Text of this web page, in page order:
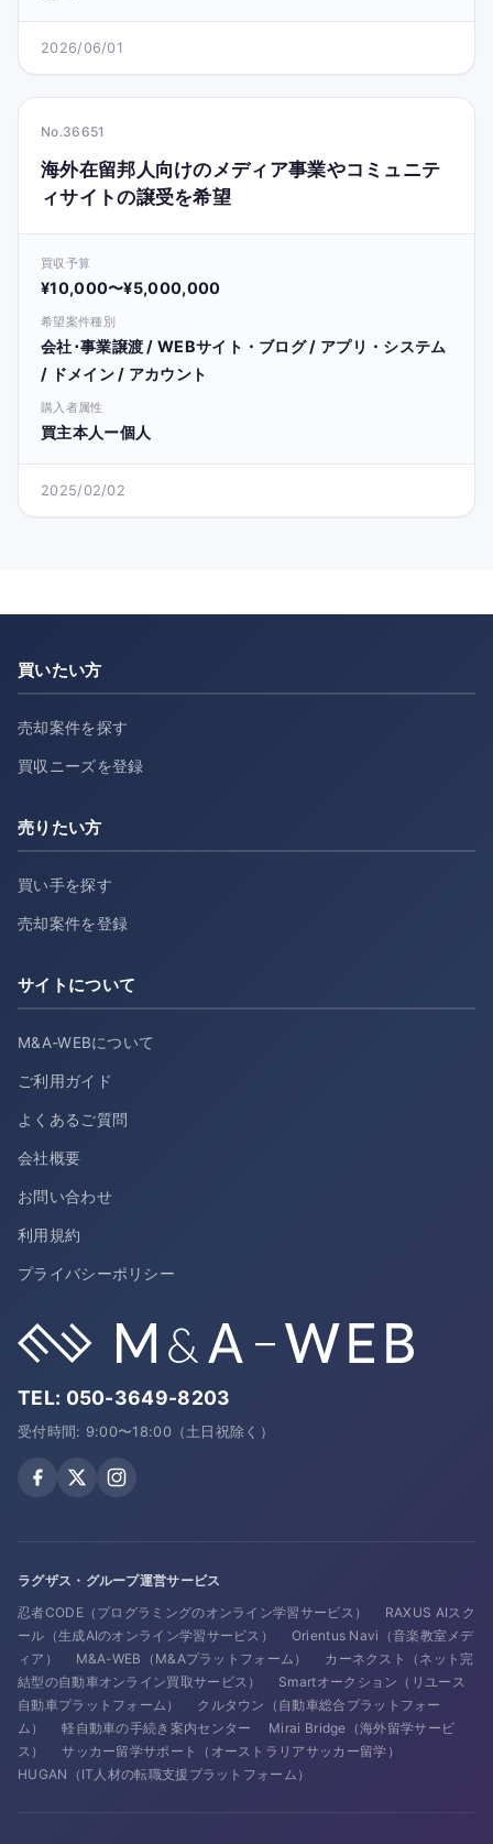
2026/06/01
No.36651
海外在留邦人向けのメディア事業やコミュニテ
ィサイトの譲受を希望
買収予算
¥10,000〜¥5,000,000
希望案件種別
会社･事業譲渡 / WEBサイト・ブログ / アプリ・システム
/ ドメイン / アカウント
購入者属性
買主本人ー個人
2025/02/02
買いたい方
売却案件を探す
買収ニーズを登録
売りたい方
買い手を探す
売却案件を登録
サイトについて
M&A-WEBについて
ご利用ガイド
よくあるご質問
会社概要
お問い合わせ
利用規約
プライバシーポリシー
TEL: 050-3649-8203
受付時間: 9:00〜18:00（土日祝除く）
ラグザス・グループ運営サービス
忍者CODE（プログラミングのオンライン学習サービス）
RAXUS AIスク
ール（生成AIのオンライン学習サービス）
Orientus Navi（音楽教室メデ
ィア）
M&A-WEB（M&Aプラットフォーム）
カーネクスト（ネット完
結型の自動車オンライン買取サービス）
Smartオークション（リユース
自動車プラットフォーム）
クルタウン（自動車総合プラットフォー
ム）
軽自動車の手続き案内センター
Mirai Bridge（海外留学サービ
ス）
サッカー留学サポート（オーストラリアサッカー留学）
HUGAN（IT人材の転職支援プラットフォーム）